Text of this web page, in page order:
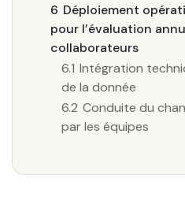
6 Déploiement
pour l’évaluation
collaborateurs
6.1 Intégration
de la donnée
6.2 Conduite du
par les équipes